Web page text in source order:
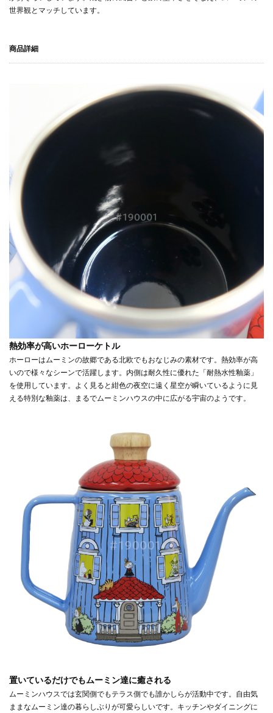
世界観とマッチしています。
商品詳細
熱効率が高いホーローケトル
ホーローはムーミンの故郷である北欧でもおなじみの素材です。熱効率が高
いので様々なシーンで活躍します。内側は耐久性に優れた「耐熱水性釉薬」
を使用しています。よく見ると紺色の夜空に遠く星空が瞬いているように見
える特別な釉薬は、まるでムーミンハウスの中に広がる宇宙のようです。
置いているだけでもムーミン達に癒される
ムーミンハウスでは玄関側でもテラス側でも誰かしらが活動中です。自由気
ままなムーミン達の暮らしぶりが可愛らしいです。キッチンやダイニングに